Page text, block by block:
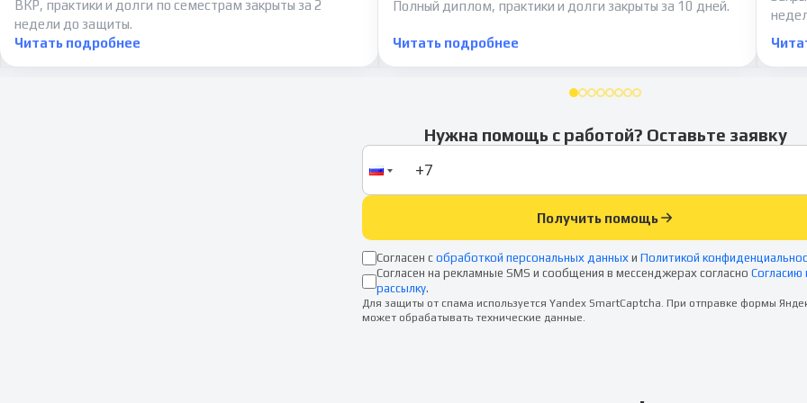
ВКР, практики и долги по семестрам закрыты за 2
недели до защиты.
Читать подробнее
Полный диплом, практики и долги закрыты за 10 дней.
Читать подробнее
Нужна помощь с работой? Оставьте заявку
Получить помощь
Согласен с обработкой персональных данных и Политикой
Согласен на рекламные SMS и сообщения в мессенджерах согласно Согласию
рассылку.
Для защиты от спама используется Yandex SmartCaptcha. При отправке формы
может обрабатывать технические данные.